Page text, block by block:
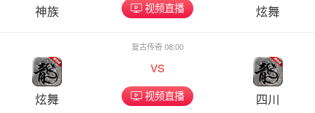
神族 视频直播 炫舞
炫舞
复古传奇 08:00
vs
视频直播 四川